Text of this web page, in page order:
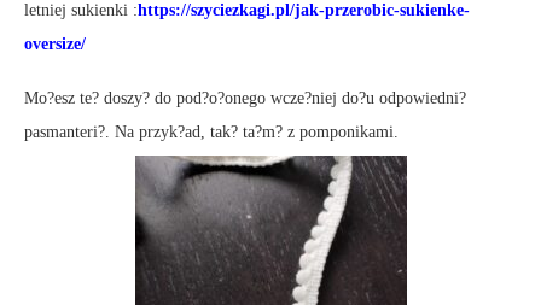
letniej sukienki :https://szyciezkagi.pl/jak-przerobic-sukienke-
oversize/
Mo?esz te? doszy? do pod?o?onego wcze?niej do?u odpowiedni?
pasmanteri?. Na przyk?ad, tak? ta?m? z pomponikami.